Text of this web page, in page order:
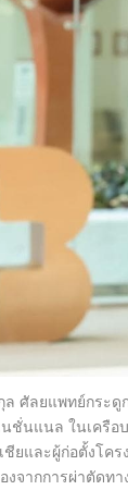
ล ศัลยแพทย์กระดู
นชั่นแนล ในเครือ
ชียและผู้ก่อตั้งโค
งจากการผ่าตัดท